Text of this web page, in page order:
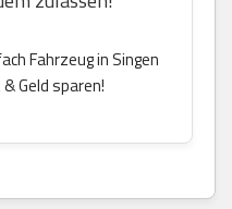
Fahrzeug in Singen
Geld sparen!